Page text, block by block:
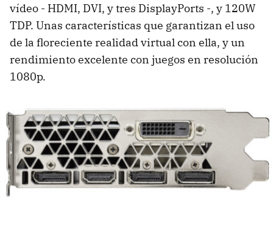
vídeo - HDMI, DVI, y tres DisplayPorts -, y 120W
TDP. Unas características que garantizan el uso
de la floreciente realidad virtual con ella, y un
rendimiento excelente con juegos en resolución
1080p.